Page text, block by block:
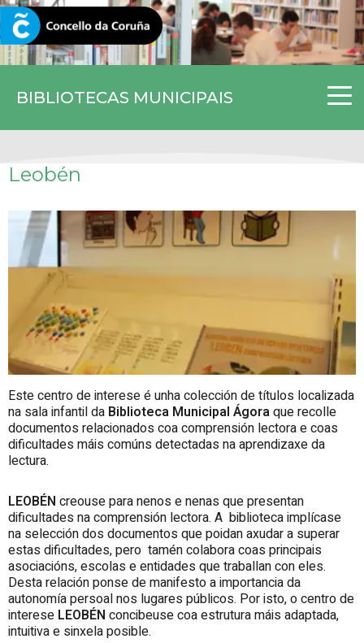
BIBLIOTECAS MUNICIPAIS
CORUNA.GAL
Leobén
Este centro de interese é unha colección de títulos localizada
na sala infantil da Biblioteca Municipal Ágoraque recolle
documentos relacionados coa comprensión lectora e coas
dificultades máis comúns detectadas na aprendizaxe da
lectura.
LEOBÉN creouse para nenos e nenas que presentan
dificultades na comprensión lectora. A biblioteca implícase
na selección dos documentos que poidan axudar a superar
estas dificultades, pero tamén colabora coas principais
asociacións, escolas e entidades que traballan con eles.
Desta relación ponse de manifesto a importancia da
autonomía persoal nos lugares públicos. Por isto, o centro de
interese LEOBÉN concibeuse coa estrutura máis adaptada,
intuitiva e sinxela posible.